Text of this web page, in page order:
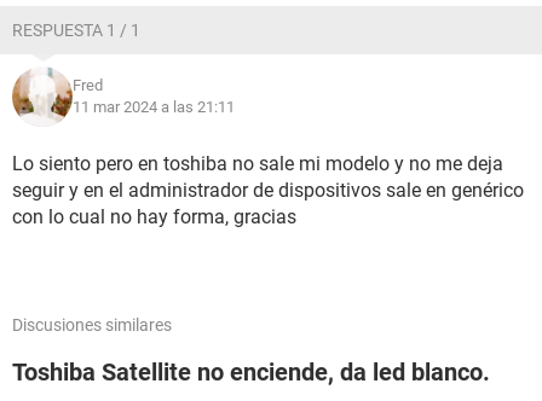
RESPUESTA 1 / 1
Fred
11 mar 2024 a las 21:11
Lo siento pero en toshiba no sale mi modelo y no me deja
seguir y en el administrador de dispositivos sale en genérico
con lo cual no hay forma, gracias
Discusiones similares
Toshiba Satellite no enciende, da led blanco.